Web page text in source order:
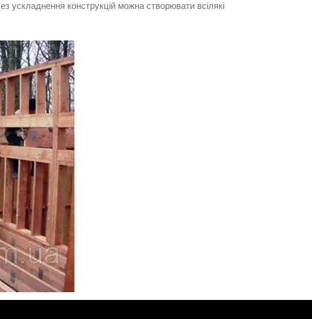
ускладнення конструкцій можна створювати всілякі